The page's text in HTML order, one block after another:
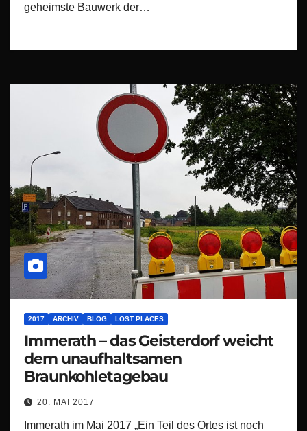
geheimste Bauwerk der…
2017 ARCHIV BLOG LOST PLACES
Immerath – das Geisterdorf weicht
dem unaufhaltsamen
Braunkohletagebau
20. MAI 2017
Immerath im Mai 2017 „Ein Teil des Ortes ist noch